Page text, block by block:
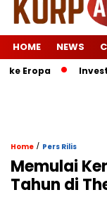
HOME NEWS
Investor
Home / Pers Rilis
Memulai
Tahun di